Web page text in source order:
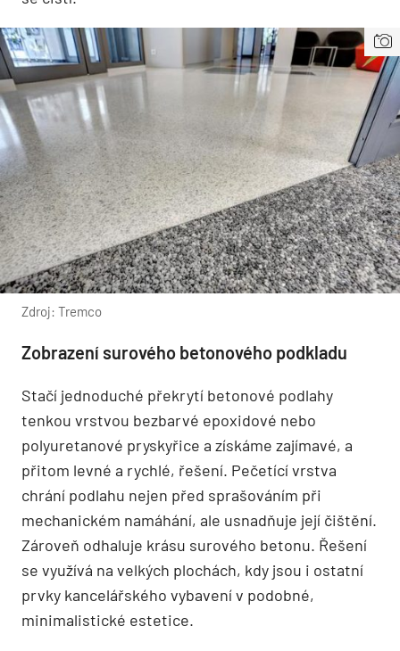
Zdroj: Tremco
Zobrazení surového betonového podkladu
Stačí jednoduché překrytí betonové podlahy
tenkou vrstvou bezbarvé epoxidové nebo
polyuretanové pryskyřice a získáme zajímavé, a
přitom levné a rychlé, řešení. Pečetící vrstva
chrání podlahu nejen před sprašováním při
mechanickém namáhání, ale usnadňuje její čištění.
Zároveň odhaluje krásu surového betonu. Řešení
se využívá na velkých plochách, kdy jsou i ostatní
prvky kancelářského vybavení v podobné,
minimalistické estetice.